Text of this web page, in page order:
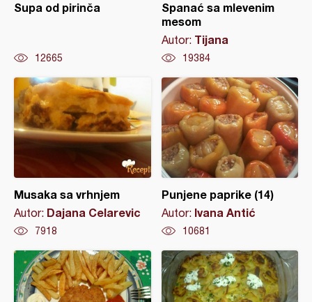
Supa od pirinča
12665
Spanać sa mlevenim
mesom
Autor: Tijana
19384
Musaka sa vrhnjem
Autor: Dajana Celarevic
7918
Punjene paprike (14)
Autor: Ivana Antić
10681